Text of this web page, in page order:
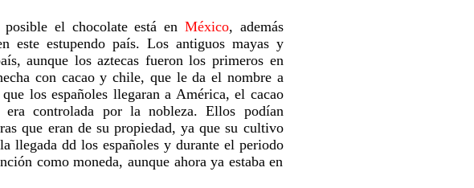
el chocolate está en México, además
este estupendo país. Los antiguos mayas y
aunque los aztecas fueron los primeros en
con cacao y chile, que le da el nombre a
los españoles llegaran a América, el cacao
controlada por la nobleza. Ellos podían
que eran de su propiedad, ya que su cultivo
llegada ddlos españoles y durante el periodo
como moneda, aunque ahora ya estaba en